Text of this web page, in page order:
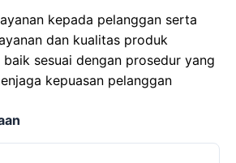
kepada pelanggan serta
dan kualitas produk
sesuai dengan prosedur yang
kepuasan pelanggan